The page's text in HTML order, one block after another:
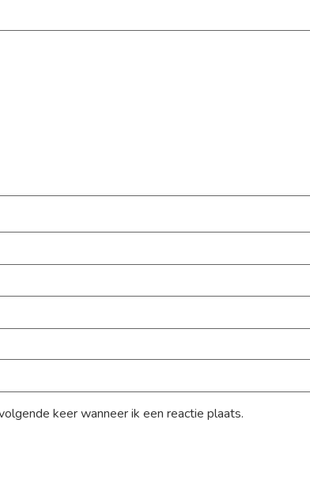
keer wanneer ik een reactie plaats.